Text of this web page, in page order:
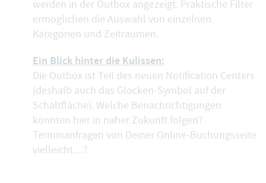
werden in der Outbox angezeigt. Praktische Filter
ermöglichen die Auswahl von einzelnen
Kategorien und Zeiträumen.
Ein Blick hinter die Kulissen:
Die Outbox ist Teil des neuen Notification Centers
(deshalb auch das Glocken-Symbol auf der
Schaltfläche). Welche Benachrichtigungen
könnten hier in naher Zukunft folgen?
Terminanfragen von Deiner Online-Buchungsseite
vielleicht…?